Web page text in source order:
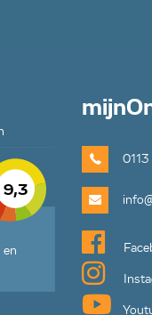
9,3
mijn